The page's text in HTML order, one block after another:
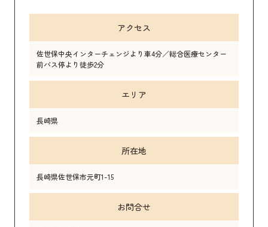
アクセス
佐世保中央インターチェンジより車4分／総合医療センター
前バス停より徒歩2分
エリア
長崎県
所在地
長崎県佐世保市元町1-15
お問合せ